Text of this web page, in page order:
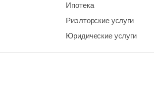
Ипотека
Риэлторские услуги
Юридические услуги